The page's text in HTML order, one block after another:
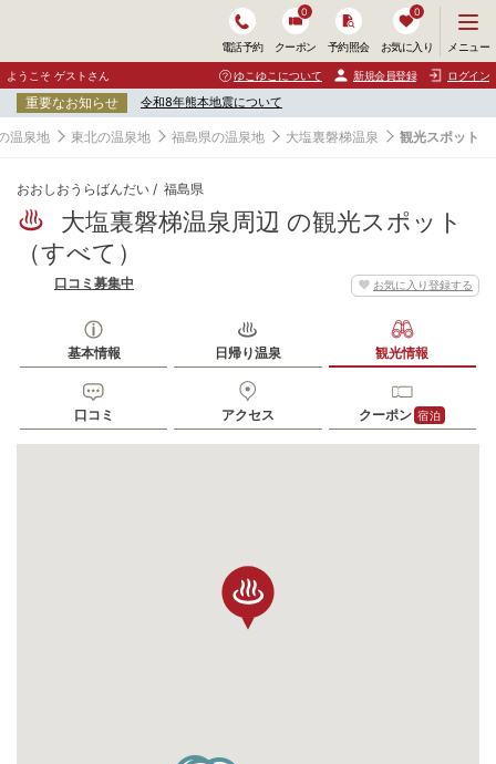
電話予約 クーポン
0
予約照会 お気に入り
0
ニ
ュ
ー
開
く
メニュー
ようこそ ゲストさん ゆこゆこについて 新規会員登録 ログイン
重要なお知らせ 令和8年熊本地震について
温泉地 東北の温泉地 福島県の温泉地 大塩裏磐梯温泉 観光スポット
おおしおうらばんだい 福島県
大塩裏磐梯温泉周辺 の観光スポット
（すべて）
お気に入り登録する
口コミ募集中
基本情報 日帰り温泉 観光情報
口コミ アクセス クーポン 宿泊